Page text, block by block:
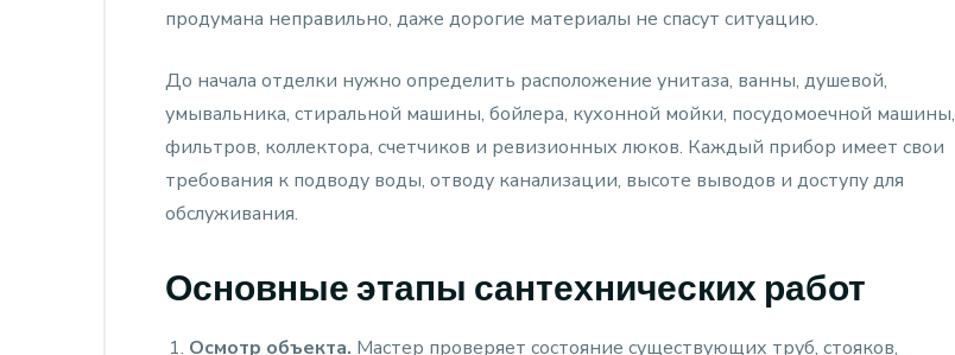
продумана неправильно, даже дорогие материалы не спасут ситуацию.
До начала отделки нужно определить расположение унитаза, ванны, душевой,
умывальника, стиральной машины, бойлера, кухонной мойки, посудомоечной машины,
фильтров, коллектора, счетчиков и ревизионных люков. Каждый прибор имеет свои
требования к подводу воды, отводу канализации, высоте выводов и доступу для
обслуживания.
Основные этапы сантехнических работ
Осмотр объекта. Мастер проверяет состояние существующих труб, стояков,